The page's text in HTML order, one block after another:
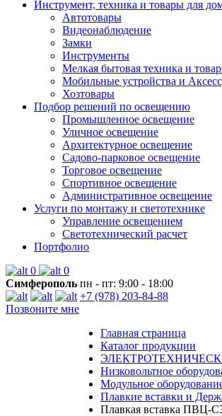
Инструмент, техника и товары для
Автотовары
Видеонаблюдение
Замки
Инструменты
Мелкая бытовая техника и
Мобильные устройства и
Хозтовары
Подбор решений по освещению
Промышленное освещение
Уличное освещение
Архитектурное освещение
Садово-парковое освещение
Торговое освещение
Спортивное освещение
Административное освещение
Услуги по монтажу и светотехнике
Управление освещением
Светотехнический расчет
Портфолио
0
0
Симферополь пн - пт: 9:00 - 18:00
+7 (978) 203-84-88
Позвоните мне
Главная страница
Каталог продукции
Низковольтное
Модульное
Плавкие вставки и
Плавкая вставка ПВЦ-